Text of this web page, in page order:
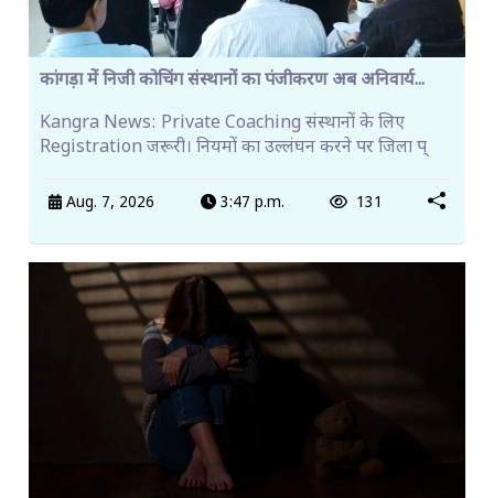
कांगड़ा में निजी कोचिंग संस्थानों का पंजीकरण अब अनिवार्य...
Kangra News: Private Coaching संस्थानों के लिए
Registration जरूरी। नियमों का उल्लंघन करने पर जिला प्
Aug. 7, 2026 3:47 p.m. 131